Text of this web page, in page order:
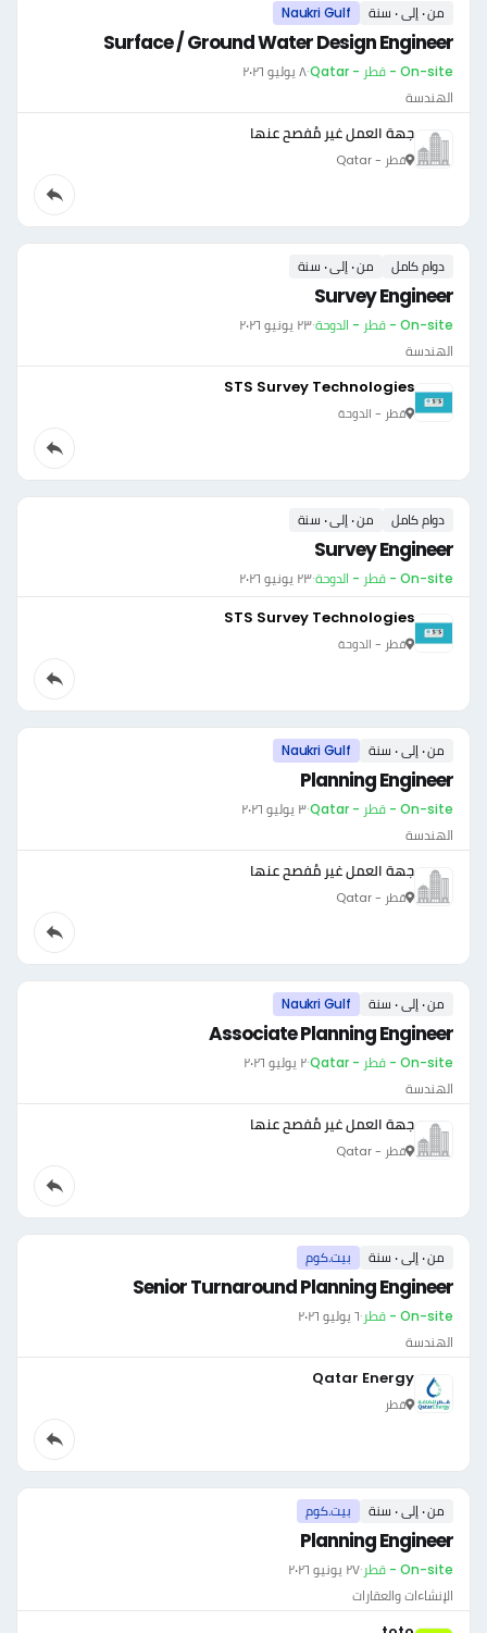
من ٠ إلى ٠ سنة Naukri Gulf
Surface / Ground Water Design Engineer
On-site - قطر - Qatar ·٨ يوليو ٢٠٢٦
الهندسة
جهة العمل غير مُفصح عنها
قطر - Qatar
دوام كامل من ٠ إلى ٠ سنة
Survey Engineer
On-site - قطر - الدوحة ·٢٣ يونيو ٢٠٢٦
الهندسة
STS Survey Technologies
قطر - الدوحة
دوام كامل من ٠ إلى ٠ سنة
Survey Engineer
On-site - قطر - الدوحة ·٢٣ يونيو ٢٠٢٦
STS Survey Technologies
قطر - الدوحة
من ٠ إلى ٠ سنة Naukri Gulf
Planning Engineer
On-site - قطر - Qatar ·٣ يوليو ٢٠٢٦
الهندسة
جهة العمل غير مُفصح عنها
قطر - Qatar
من ٠ إلى ٠ سنة Naukri Gulf
Associate Planning Engineer
On-site - قطر - Qatar ·٢ يوليو ٢٠٢٦
الهندسة
جهة العمل غير مُفصح عنها
قطر - Qatar
من ٠ إلى ٠ سنة بيت.كوم
Senior Turnaround Planning Engineer
On-site - قطر ·٦ يوليو ٢٠٢٦
الهندسة
Qatar Energy
قطر
من ٠ إلى ٠ سنة بيت.كوم
Planning Engineer
On-site - قطر ·٢٧ يونيو ٢٠٢٦
الإنشاءات والعقارات